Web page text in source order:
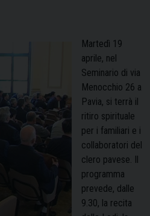
Martedì 19
aprile, nel
Seminario di via
Menocchio 26 a
Pavia, si terrà il
ritiro spirituale
per i familiari e i
collaboratori del
clero pavese. Il
programma
prevede, dalle
9.30, la recita